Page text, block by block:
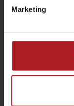
Marketing